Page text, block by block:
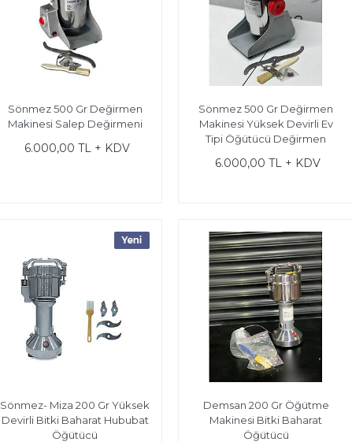
Sönmez 500 Gr Değirmen
Makinesi Salep Değirmeni
6.000,00 TL + KDV
Sönmez 500 Gr Değirmen
Makinesi Yüksek Devirli Ev
Tipi Öğütücü Değirmen
6.000,00 TL + KDV
Sönmez- Miza 200 Gr Yüksek
Devirli Bitki Baharat Hububat
Öğütücü
Demsan 200 Gr Öğütme
Makinesi Bitki Baharat
Öğütücü